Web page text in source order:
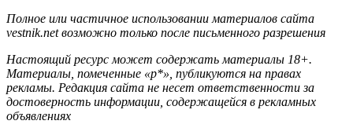
Полное или частичное использовании материалов сайта
vestnik.net возможно только после письменного разрешения
Настоящий ресурс может содержать материалы 18+.
Материалы, помеченные «р*», публикуются на правах
рекламы. Редакция сайта не несет ответственности за
достоверность информации, содержащейся в рекламных
объявлениях